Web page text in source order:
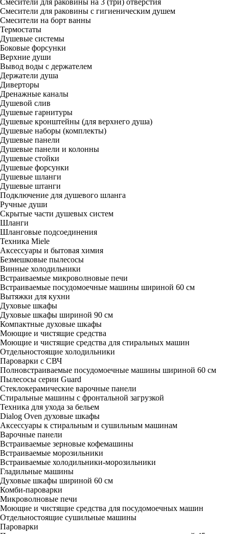
Смесители для раковины на 3 (три) отверстия
Смесители для раковины с гигиеническим душем
Смесители на борт ванны
Термостаты
Душевые системы
Боковые форсунки
Верхние души
Вывод воды с держателем
Держатели душа
Диверторы
Дренажные каналы
Душевой слив
Душевые гарнитуры
Душевые кронштейны (для верхнего душа)
Душевые наборы (комплекты)
Душевые панели
Душевые панели и колонны
Душевые стойки
Душевые форсунки
Душевые шланги
Душевые штанги
Подключение для душевого шланга
Ручные души
Скрытые части душевых систем
Шланги
Шланговые подсоединения
Техника Miele
Аксессуары и бытовая химия
Безмешковые пылесосы
Винные холодильники
Встраиваемые микроволновые печи
Встраиваемые посудомоечные машины шириной 60 см
Вытяжки для кухни
Духовые шкафы
Духовые шкафы шириной 90 см
Компактные духовые шкафы
Моющие и чистящие средства
Моющие и чистящие средства для стиральных машин
Отдельностоящие холодильники
Пароварки с СВЧ
Полновстраиваемые посудомоечные машины шириной 60 см
Пылесосы серии Guard
Стеклокерамические варочные панели
Стиральные машины с фронтальной загрузкой
Техника для ухода за бельем
Dialog Oven духовые шкафы
Аксессуары к стиральным и сушильным машинам
Варочные панели
Встраиваемые зерновые кофемашины
Встраиваемые морозильники
Встраиваемые холодильники-морозильники
Гладильные машины
Духовые шкафы шириной 60 см
Комби-пароварки
Микроволновые печи
Моющие и чистящие средства для посудомоечных машин
Отдельностоящие сушильные машины
Пароварки